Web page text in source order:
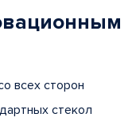
всех сторон
стекол